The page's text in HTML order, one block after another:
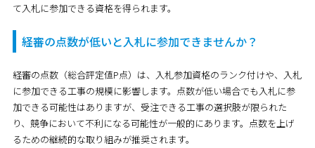
て入札に参加できる資格を得られます。
経審の点数が低いと入札に参加できませんか？
経審の点数（総合評定値P点）は、入札参加資格のランク付けや、入札
に参加できる工事の規模に影響します。点数が低い場合でも入札に参
加できる可能性はありますが、受注できる工事の選択肢が限られた
り、競争において不利になる可能性が一般的にあります。点数を上げ
るための継続的な取り組みが推奨されます。